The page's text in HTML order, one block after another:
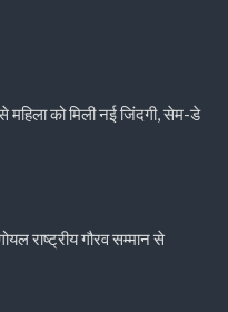
को मिली नई जिंदगी, सेम-डे
राष्ट्रीय गौरव सम्मान से